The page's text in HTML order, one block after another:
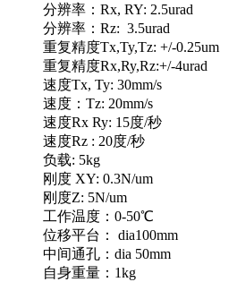
分辨率：Rx, RY: 2.5urad
分辨率：Rz: 3.5urad
重复精度Tx,Ty,Tz: +/-0.25um
重复精度Rx,Ry,Rz:+/-4urad
速度Tx, Ty: 30mm/s
速度：Tz: 20mm/s
速度Rx Ry: 15度/秒
速度Rz : 20度/秒
负载: 5kg
刚度 XY: 0.3N/um
刚度Z: 5N/um
工作温度：0-50℃
位移平台： dia100mm
中间通孔：dia 50mm
自身重量：1kg